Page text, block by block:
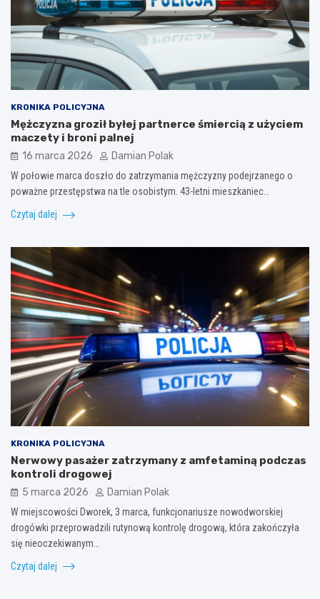
KRONIKA POLICYJNA
Mężczyzna groził byłej partnerce śmiercią z użyciem
maczety i broni palnej
16 marca 2026 Damian Polak
W połowie marca doszło do zatrzymania mężczyzny podejrzanego o
poważne przestępstwa na tle osobistym. 43-letni mieszkaniec…
Czytaj dalej
KRONIKA POLICYJNA
Nerwowy pasażer zatrzymany z amfetaminą podczas
kontroli drogowej
5 marca 2026 Damian Polak
W miejscowości Dworek, 3 marca, funkcjonariusze nowodworskiej
drogówki przeprowadzili rutynową kontrolę drogową, która zakończyła
się nieoczekiwanym…
Czytaj dalej